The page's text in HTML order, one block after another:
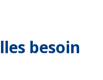
besoin